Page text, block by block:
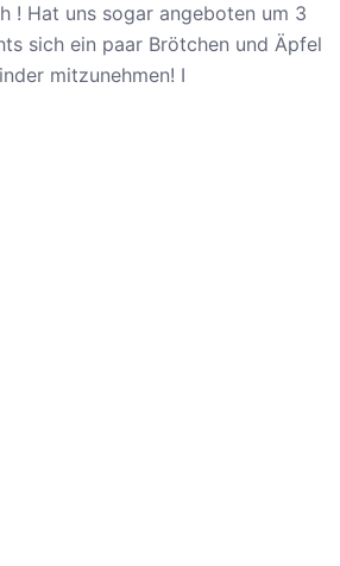
! Hat uns sogar angeboten um 3
sich ein paar Brötchen und Äpfel
mitzunehmen! I